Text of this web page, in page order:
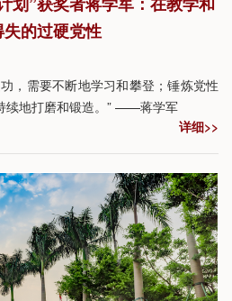
的过硬党性
，需要不断地学习和攀登；锤炼党性
续地打磨和锻造。” ——蒋学军
详细>>